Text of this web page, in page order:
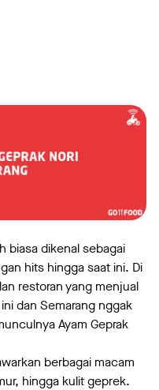
biasa dikenal sebagai
hits hingga saat ini. Di
restoran yang menjual
dan Semarang nggak
Ayam Geprak
berbagai macam
hingga kulit geprek.